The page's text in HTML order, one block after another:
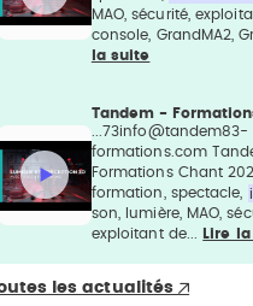
MAO, sécurité,
console, GrandMA2,
la suite
Tandem -
...73info@tandem83-
formations.com
Formations Chant
formation, spectacle,
son, lumière, MAO,
exploitant de...
Lire
les actualités